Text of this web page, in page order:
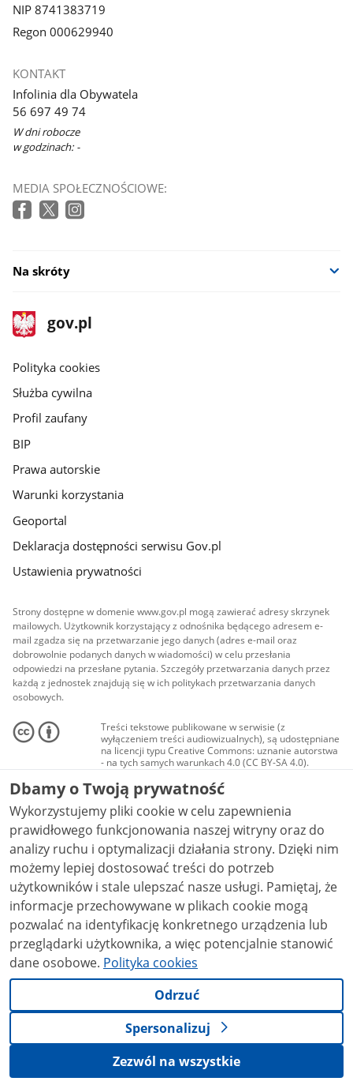
NIP 8741383719
Regon 000629940
KONTAKT
Infolinia dla Obywatela
56 697 49 74
W dni robocze
w godzinach: -
MEDIA SPOŁECZNOŚCIOWE:
Na skróty
stopka
gov.pl
Strona
gov.pl
gov.pl
Polityka cookies
Służba cywilna
Profil zaufany
BIP
Prawa autorskie
Warunki korzystania
Geoportal
Deklaracja dostępności serwisu Gov.pl
Ustawienia prywatności
Strony dostępne w domenie www.gov.pl mogą zawierać adresy skrzynek
mailowych. Użytkownik korzystający z odnośnika będącego adresem e-
mail zgadza się na przetwarzanie jego danych (adres e-mail oraz
dobrowolnie podanych danych w wiadomości) w celu przesłania
odpowiedzi na przesłane pytania. Szczegóły przetwarzania danych przez
każdą z jednostek znajdują się w ich politykach przetwarzania danych
osobowych.
Treści tekstowe publikowane w serwisie (z
wyłączeniem treści audiowizualnych), są udostępniane
na licencji typu Creative Commons: uznanie autorstwa
- na tych samych warunkach 4.0 (CC BY-SA 4.0).
Materiały audiowizualne, w tym zdjęcia, materiały
audio i wideo, są udostępniane na licencji typu
Creative Commons: uznanie autorstwa użycie
niekomercyjne - bez utworów zależnych 4.0 (CC BY-
NC-ND 4.0), o ile nie jest to stwierdzone inaczej.
Dbamy o Twoją prywatność
Wykorzystujemy pliki cookie w celu zapewnienia
prawidłowego funkcjonowania naszej witryny oraz do
analizy ruchu i optymalizacji działania strony. Dzięki nim
możemy lepiej dostosować treści do potrzeb
użytkowników i stale ulepszać nasze usługi. Pamiętaj, że
informacje przechowywane w plikach cookie mogą
pozwalać na identyfikację konkretnego urządzenia lub
przeglądarki użytkownika, a więc potencjalnie stanowić
dane osobowe. Polityka cookies
Odrzuć
Spersonalizuj
Zezwól na wszystkie